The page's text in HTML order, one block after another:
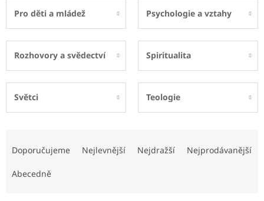
Pro děti a mládež Psychologie a vztahy
Rozhovory a svědectví Spiritualita
Světci Teologie
Doporučujeme Nejlevnější Nejdražší Nejprodávanější
Abecedně